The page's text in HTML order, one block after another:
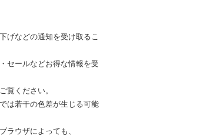
げなどの通知を受け取るこ
セールなどお得な情報を受
覧ください。
は若干の色差が生じる可能
ラウザによっても、